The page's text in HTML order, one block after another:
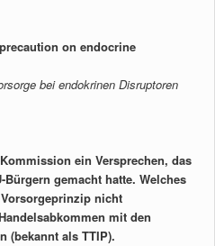
on endocrine
bei endokrinen Disruptoren
ein Versprechen, das
gemacht hatte. Welches
nicht
mit den
(bekannt als TTIP).